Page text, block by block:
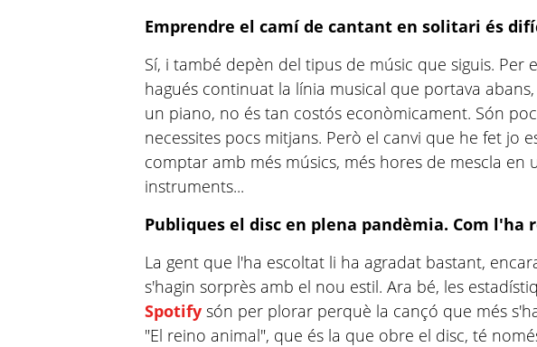
Emprendre el camí de cantant en solitari és
Sí, i també depèn del tipus de músic que siguis. Per
hagués continuat la línia musical que portava
un piano, no és tan costós econòmicament. Són
necessites pocs mitjans. Però el canvi que he fet jo
comptar amb més músics, més hores de mescla en
instruments...
Publiques el disc en plena pandèmia. Com l'ha
La gent que l'ha escoltat li ha agradat bastant,
s'hagin sorprès amb el nou estil. Ara bé, les
Spotify són per plorar perquè la cançó que més
"El reino animal", que és la que obre el disc, té